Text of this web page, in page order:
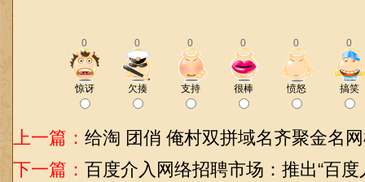
0 0 0 0 0 0
惊讶 欠揍 支持 很棒 愤怒 搞笑
上一篇： 给淘 团俏 俺村双拼域名齐聚金名
下一篇： 百度介入网络招聘市场：推出“百度